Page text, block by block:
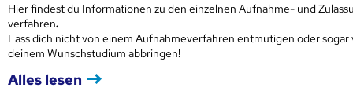
Hier findest du Informationen zu den einzelnen Aufnahme- und
verfahren.
Lass dich nicht von einem Aufnahmeverfahren entmutigen oder sogar
deinem Wunschstudium abbringen!
Alles lesen